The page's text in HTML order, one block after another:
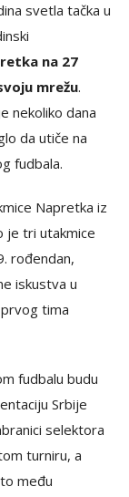
svetla tačka u
na 27
mrežu.
nekoliko dana
da utiče na
fudbala.
Napretka iz
je tri utakmice
rođendan,
iskustva u
tima
fudbalu budu
Srbije
selektora
turniru, a
među